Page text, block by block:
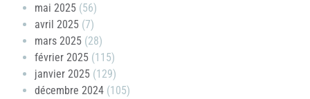
mai 2025 (56)
avril 2025 (7)
mars 2025 (28)
février 2025 (115)
janvier 2025 (129)
décembre 2024 (105)